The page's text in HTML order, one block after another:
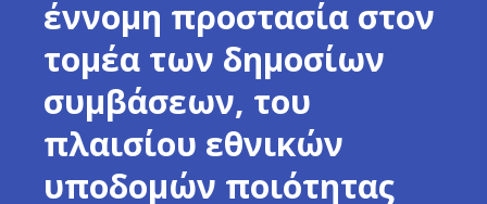
έννομη προστασία στον
τομέα των δημοσίων
συμβάσεων, του
πλαισίου εθνικών
υποδομών ποιότητας